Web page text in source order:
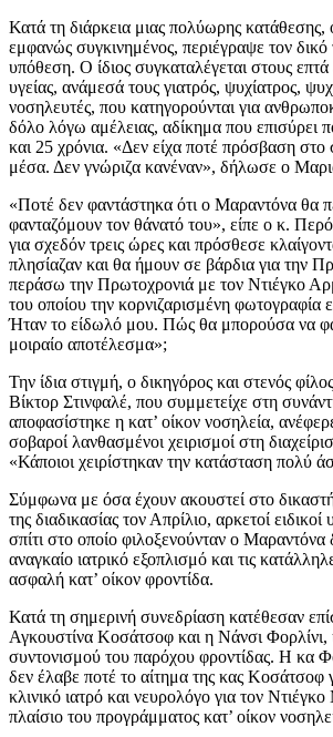
Κατά τη διάρκεια μιας πολύωρης
εμφανώς συγκινημένος, περιέγραψε τον
υπόθεση. Ο ίδιος συγκαταλέγεται στους επτά
υγείας, ανάμεσά τους γιατρός, ψυχίατρος,
νοσηλευτές, που κατηγορούνται για
δόλο λόγω αμέλειας, αδίκημα που επισύρει
και 25 χρόνια. «Δεν είχα ποτέ πρόσβαση στο
μέσα. Δεν γνώριζα κανέναν», δήλωσε ο
«Ποτέ δεν φαντάστηκα ότι ο Μαραντόνα θα
φανταζόμουν τον θάνατό του», είπε ο κ.
για σχεδόν τρεις ώρες και πρόσθεσε
πλησίαζαν και θα ήμουν σε βάρδια για την
περάσω την Πρωτοχρονιά με τον Ντιέγκο
του οποίου την κορνιζαρισμένη φωτογραφία
Ήταν το είδωλό μου. Πώς θα μπορούσα να
μοιραίο αποτέλεσμα»;
Την ίδια στιγμή, ο δικηγόρος και στενός
Βίκτορ Στινφαλέ, που συμμετείχε στη
αποφασίστηκε η κατ’ οίκον νοσηλεία,
σοβαροί λανθασμένοι χειρισμοί στη
«Κάποιοι χειρίστηκαν την κατάσταση πολύ
Σύμφωνα με όσα έχουν ακουστεί στο
της διαδικασίας τον Απρίλιο, αρκετοί ειδικοί
σπίτι στο οποίο φιλοξενούνταν ο Μαραντόνα
αναγκαίο ιατρικό εξοπλισμό και τις
ασφαλή κατ’ οίκον φροντίδα.
Κατά τη σημερινή συνεδρίαση κατέθεσαν
Αγκουστίνα Κοσάτσοφ και η Νάνσι Φορλίνι,
συντονισμού του παρόχου φροντίδας. Η κα
δεν έλαβε ποτέ το αίτημα της κας Κοσάτσοφ
κλινικό ιατρό και νευρολόγο για τον
πλαίσιο του προγράμματος κατ’ οίκον